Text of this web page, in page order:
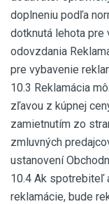
doplneniu podľa
dotknutá lehota pre
odovzdania
pre vybavenie
10.3 Reklamácia
zľavou z kúpnej
zamietnutím zo
zmluvných
ustanovení
10.4 Ak spotrebiteľ
reklamácie, bude